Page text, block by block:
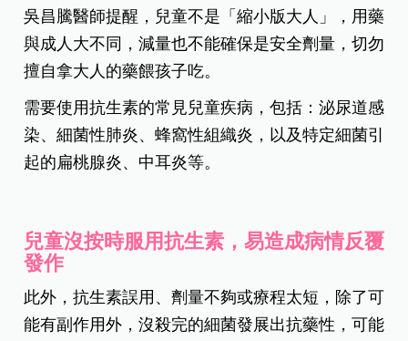
吳昌騰醫師提醒，兒童不是「縮小版大人」，用藥
與成人大不同，減量也不能確保是安全劑量，切勿
擅自拿大人的藥餵孩子吃。
需要使用抗生素的常見兒童疾病，包括：泌尿道感
染、細菌性肺炎、蜂窩性組織炎，以及特定細菌引
起的扁桃腺炎、中耳炎等。
兒童沒按時服用抗生素，易造成病情反覆
發作
此外，抗生素誤用、劑量不夠或療程太短，除了可
能有副作用外，沒殺完的細菌發展出抗藥性，可能